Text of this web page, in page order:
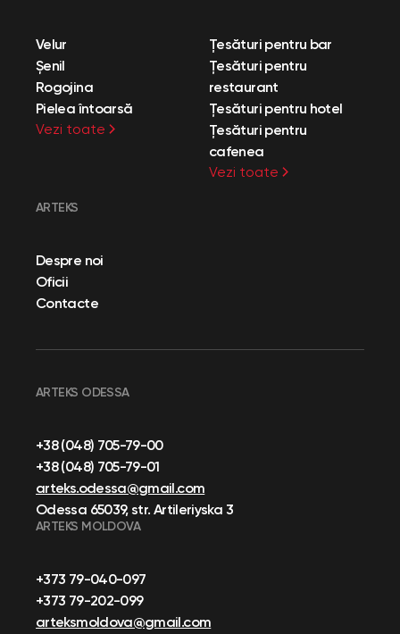
Velur
Șenil
Rogojina
Pielea întoarsă
Vezi toate
Țesături pentru bar
Țesături pentru
restaurant
Țesături pentru hotel
Țesături pentru
cafenea
Vezi toate
ARTEKS
Despre noi
Oficii
Contacte
ARTEKS ODESSA
+38 (048) 705-79-00
+38 (048) 705-79-01
arteks.odessa@gmail.com
Odessa 65039, str. Artileriyska 3
ARTEKS MOLDOVA
+373 79-040-097
+373 79-202-099
arteksmoldova@gmail.com